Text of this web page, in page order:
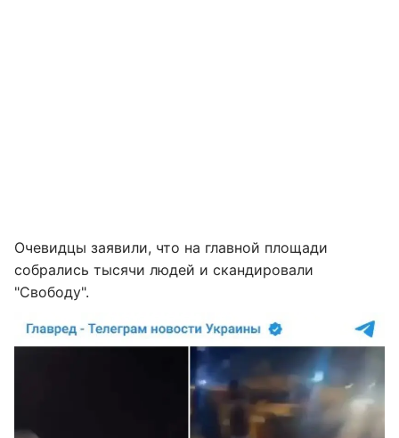
Очевидцы заявили, что на главной площади
собрались тысячи людей и скандировали
"Свободу".